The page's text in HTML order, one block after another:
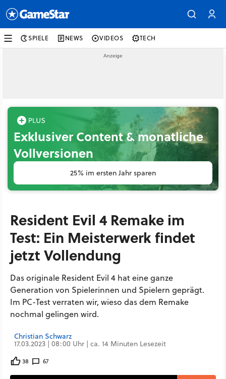
SPIELE NEWS VIDEOS TECH
Exklusiver Content & monatliche
Vollversionen
25% im ersten Jahr sparen
Resident Evil 4 Remake im
Test: Ein Meisterwerk findet
jetzt Vollendung
Das originale Resident Evil 4 hat eine ganze
Generation von Spielerinnen und Spielern geprägt.
Im PC-Test verraten wir, wieso das dem Remake
nochmal gelingen wird.
Christian Schwarz
17.03.2023 | 08:00 Uhr | ca. 14 Minuten Lesezeit
38 67